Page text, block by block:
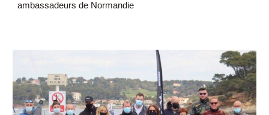
ambassadeurs de Normandie